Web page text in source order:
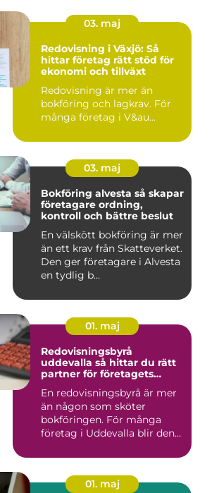
03. maj
Redovisning i Växjö: Så
hittar företag rätt stöd för
ekonomi och tillväxt
Redovisning är mer än
bokföring och lagkrav. För
många företag i V&au...
03. maj
Bokföring alvesta så skapar
företagare ordning,
kontroll och bättre beslut
En välskött bokföring är mer
än ett krav från Skatteverket.
Den ger företagare i Alvesta
en tydlig b...
01. maj
Redovisningsbyrå
uddevalla så hittar du rätt
partner för företagets
En redovisningsbyrå är mer
än någon som sköter
bokföringen. För många
företag i Uddevalla blir den
01. maj